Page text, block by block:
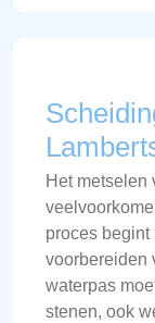
Het metselen
proces begint
voorbereiden
waterpas
stenen, ook